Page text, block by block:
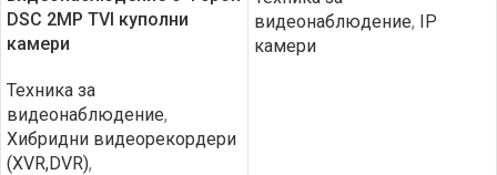
DSC 2MP TVI куполни
камери
Техника за
видеонаблюдение,
Хибридни видеорекордери
(XVR,DVR),
видеонаблюдение, IP
камери